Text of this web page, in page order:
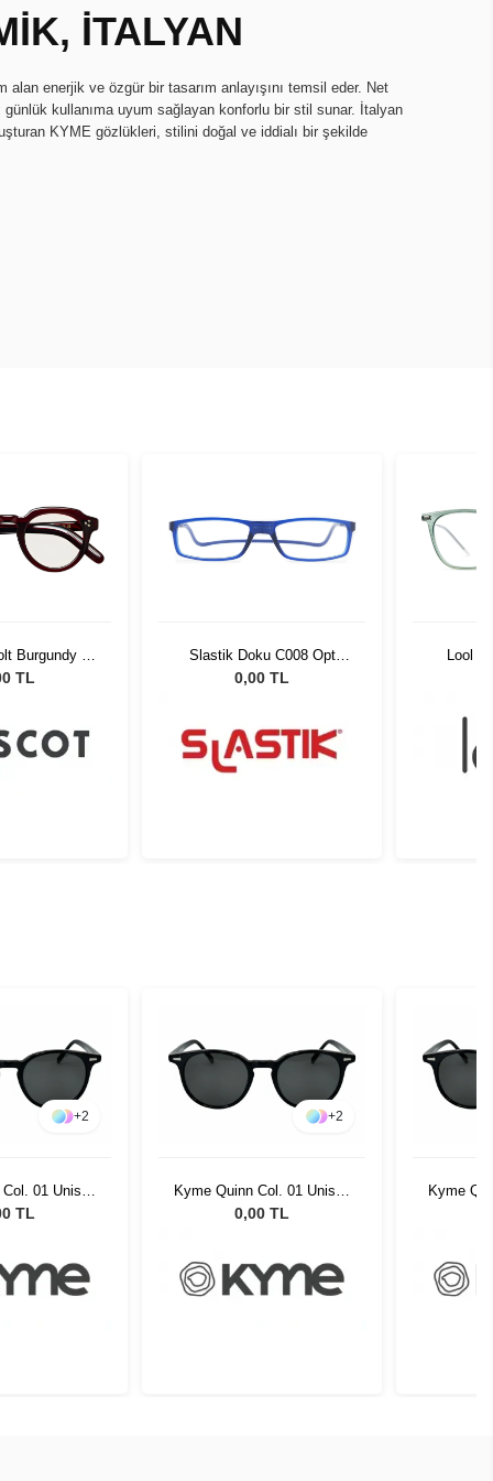
İTALYAN
alan enerjik ve özgür bir tasarım anlayışını temsil eder. Net
kullanıma uyum sağlayan konforlu bir stil sunar. İtalyan
KYME gözlükleri, stilini doğal ve iddialı bir şekilde
Burgundy 45
01
TL
Slastik Doku C008 Opt
1055081
0,00 TL
Lool
+2
01 Unisex
Gözlüğü
TL
+2
Kyme Quinn Col. 01 Unisex
Güneş Gözlüğü
0,00 TL
Kyme